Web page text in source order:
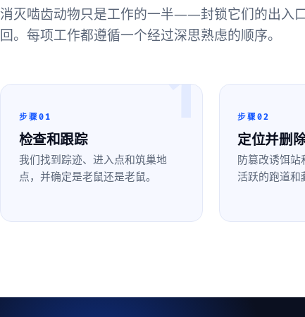
消灭啮齿动物只是工作的一半——封锁它们的出入
回。每项工作都遵循一个经过深思熟虑的顺序。
1
步骤01
检查和跟踪
我们找到踪迹、进入点和筑巢地
点，并确定是老鼠还是老鼠。
步骤02
定位并删
防篡改诱饵站
活跃的跑道和